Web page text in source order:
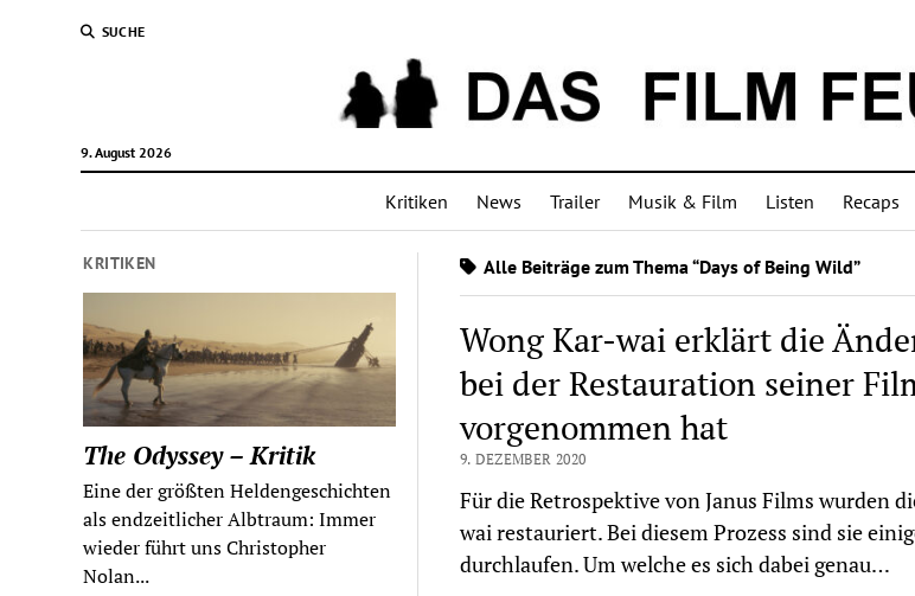
SUCHE
9. August 2026
Kritiken News Trailer Musik & Film Listen Recaps
KRITIKEN
The Odyssey – Kritik
Eine der größten Heldengeschichten
als endzeitlicher Albtraum: Immer
wieder führt uns Christopher
Nolan...
Alle Beiträge zum Thema “Days of Being Wild”
Wong Kar-wai erklärt die
bei der Restauration seiner
vorgenommen hat
9. DEZEMBER 2020
Für die Retrospektive von Janus Films wurden
wai restauriert. Bei diesem Prozess sind sie
durchlaufen. Um welche es sich dabei genau…